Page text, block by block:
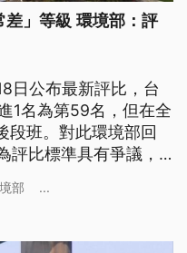
差」等級 環境部：評
日公布最新評比，台
1名為第59名，但在全
段班。對此環境部回
評比標準具有爭議，
本次評比中，同屬
部 ...